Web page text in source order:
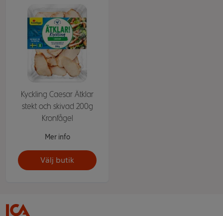
Kyckling Caesar Ätklar
stekt och skivad 200g
Kronfågel
Mer info
Välj butik